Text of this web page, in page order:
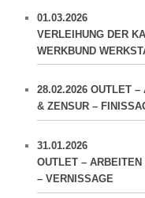
01.03.2026
VERLEIHUNG DER
WERKBUND
28.02.2026 OUTLET –
& ZENSUR –
31.01.2026
OUTLET –
– VERNISSAGE